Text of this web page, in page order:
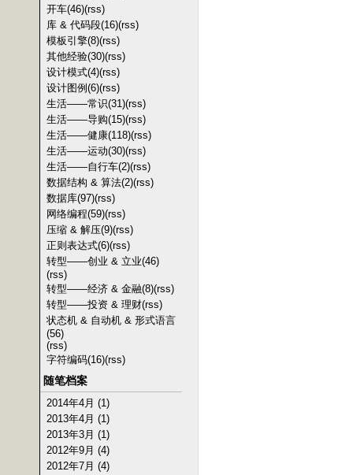
开车(46)(rss)
库 & 代码段(16)(rss)
模板引擎(8)(rss)
其他经验(30)(rss)
设计模式(4)(rss)
设计图例(6)(rss)
生活——常识(31)(rss)
生活——导购(15)(rss)
生活——健康(118)(rss)
生活——运动(30)(rss)
生活——自行车(2)(rss)
数据结构 & 算法(2)(rss)
数据库(97)(rss)
网络编程(59)(rss)
压缩 & 解压(9)(rss)
正则表达式(6)(rss)
转型——创业 & 立业(46)
(rss)
转型——经济 & 金融(8)(rss)
转型——投资 & 理财(rss)
状态机 & 自动机 & 形式语言
(56)
(rss)
字符编码(16)(rss)
随笔档案
2014年4月 (1)
2013年4月 (1)
2013年3月 (1)
2012年9月 (4)
2012年7月 (4)